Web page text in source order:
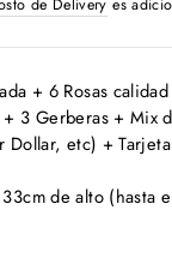
de Delivery es
+ 6 Rosas
3 Gerberas + Mix
Dollar, etc) +
33cm de alto (hasta